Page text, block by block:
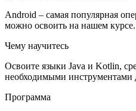
Android – самая популярная
можно освоить на нашем
Чему научитесь
Освоите языки Java и Kotlin,
необходимыми инструментами
Программа